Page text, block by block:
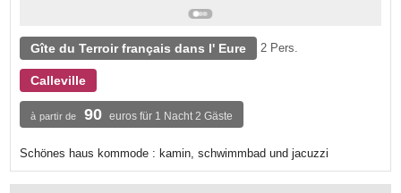
Gîte du Terroir français dans l' Eure 2 Pers.
Calleville
à partir de 90 euros für 1 Nacht 2 Gäste
Schönes haus kommode : kamin, schwimmbad und jacuzzi